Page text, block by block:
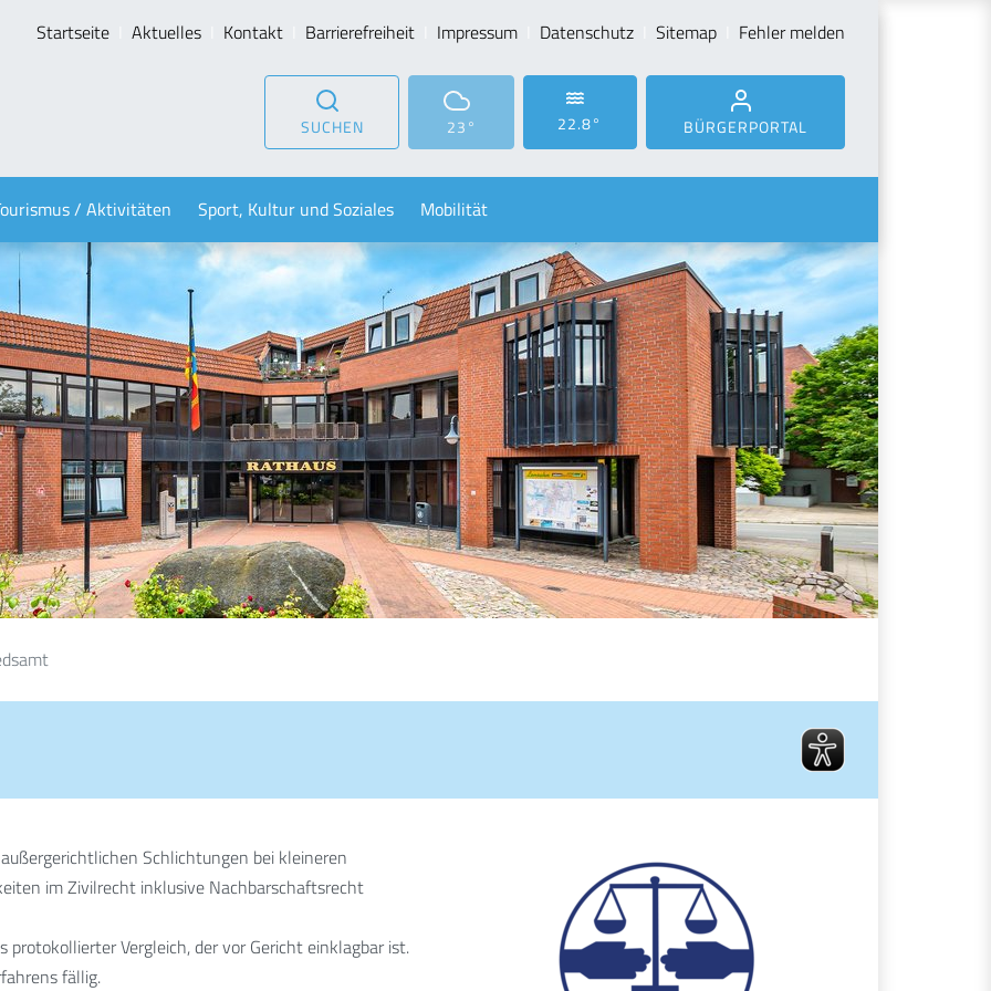
Startseite Aktuelles Kontakt Barrierefreiheit Impressum Datenschutz Sitemap Fehler melden
SUCHEN 23° 22.8° BÜRGERPORTAL
/ Aktivitäten Sport, Kultur und Soziales Mobilität
Schiedsamt
Schlichtungen bei kleineren
im Zivilrecht inklusive Nachbarschaftsrecht
protokollierter Vergleich, der vor Gericht einklagbar ist.
fällig.